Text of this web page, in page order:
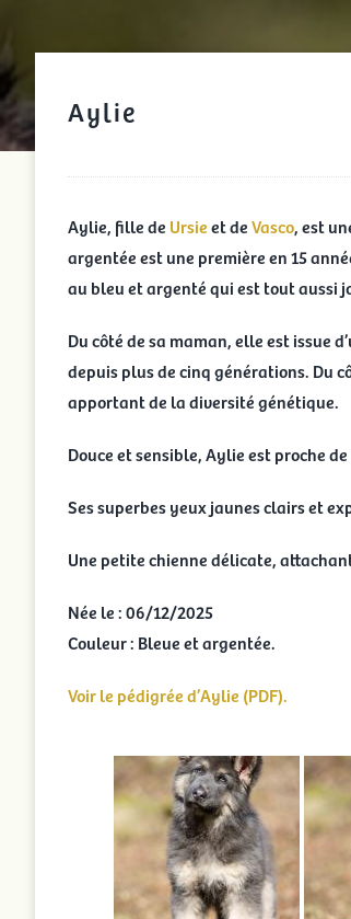
Aylie
Aylie, fille de Ursieet deVasco, est
argentée est une première en 15
au bleu et argenté qui est tout aussi
Du côté de sa maman, elle est issue
depuis plus de cinq générations. Du
apportant de la diversité génétique.
Douce et sensible, Aylie est proche
Ses superbes yeux jaunes clairs et
Une petite chienne délicate,
Née le : 06/12/2025
Couleur : Bleue et argentée.
Voir le pédigrée d’Aylie (PDF).